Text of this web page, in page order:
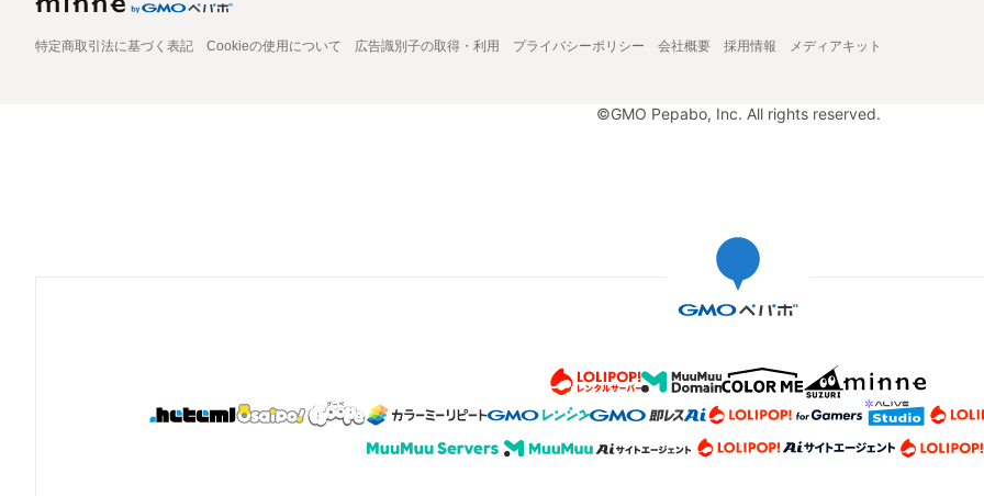
特定商取引法に基づく表記 Cookieの使用について 広告識別子の取得・利用 プライバシーポリシー 会社概要 採用情報 メディアキット
©GMO Pepabo, Inc. All rights reserved.